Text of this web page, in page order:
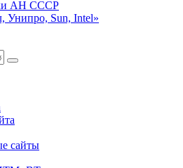
АН СССР
Унипро, Sun, Intel»
сайты